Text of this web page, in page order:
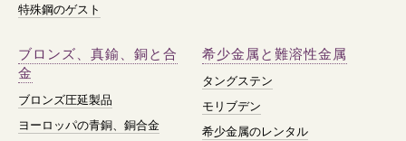
特殊鋼のゲスト
ブロンズ、真鍮、銅と合
金
ブロンズ圧延製品
ヨーロッパの青銅、銅合金
希少金属と難溶性金属
タングステン
モリブデン
希少金属のレンタル